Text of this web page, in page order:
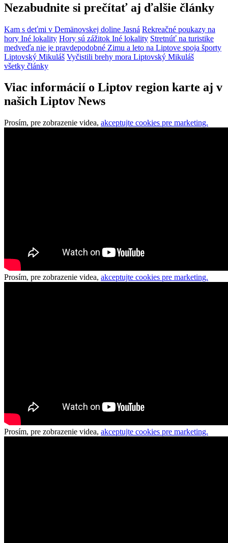
Nezabudnite si prečítať aj ďalšie články
Kam s deťmi v Demänovskej doline Jasná Rekreačné poukazy na
hory Iné lokality Hory sú zážitok Iné lokality Stretnúť na turistike
medveďa nie je pravdepodobné Zimu a leto na Liptove spoja športy
Liptovský Mikuláš Vyčistili brehy mora Liptovský Mikuláš
všetky články
Viac informácií o Liptov region karte aj v
našich Liptov News
Prosím, pre zobrazenie videa, akceptujte cookies pre marketing.
Prosím, pre zobrazenie videa, akceptujte cookies pre marketing.
Prosím, pre zobrazenie videa, akceptujte cookies pre marketing.